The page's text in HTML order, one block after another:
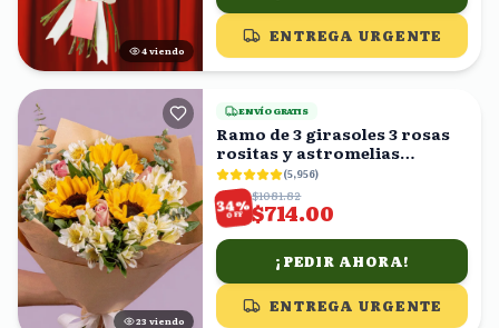
5 viendo
ENTREGA URGENTE
24 viendo
ENVÍO GRATIS
Ramo de 3 girasoles 3 rosas
rositas y astromelias
blancas(5,956)
34%
OFF
$1081.82
$714.00
¡PEDIR AHORA!
ENTREGA URGENTE